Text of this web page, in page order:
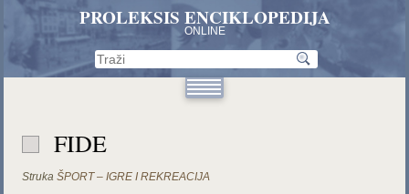
PROLEKSIS ENCIKLOPEDIJA
ONLINE
FIDE
Struka ŠPORT – IGRE I REKREACIJA